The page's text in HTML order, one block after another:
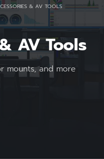
& AV TOOLS
AV Tools
mounts, and more